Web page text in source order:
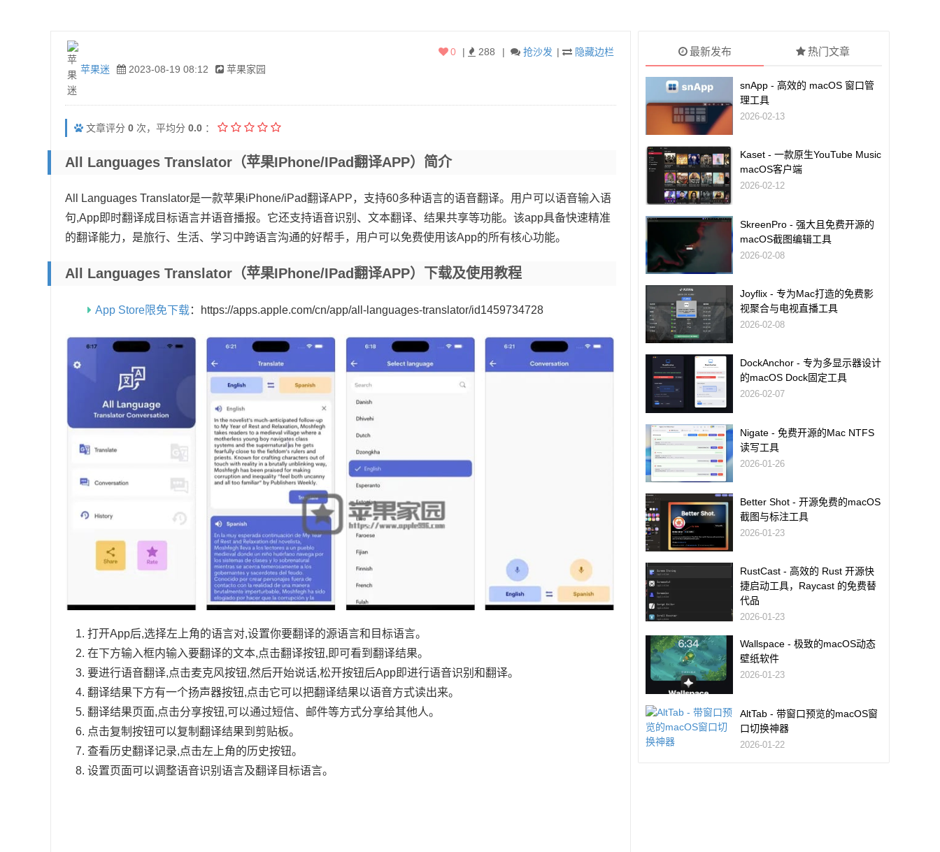
苹果迷 2023-08-19 08:12 苹果家园
| 隐藏边栏
| 抢沙发
| 288
0
文章评分 0 次，平均分 0.0 ：
All Languages Translator（苹果iPhone/iPad翻译APP）简介
All Languages Translator是一款苹果iPhone/iPad翻译APP，支持60多种语言的语音翻译。用户可以语音输入语
句,App即时翻译成目标语言并语音播报。它还支持语音识别、文本翻译、结果共享等功能。该app具备快速精准
的翻译能力，是旅行、生活、学习中跨语言沟通的好帮手，用户可以免费使用该App的所有核心功能。
All Languages Translator（苹果iPhone/iPad翻译APP）下载及使用教程
App Store限免下载：https://apps.apple.com/cn/app/all-languages-translator/id1459734728
打开App后,选择左上角的语言对,设置你要翻译的源语言和目标语言。
在下方输入框内输入要翻译的文本,点击翻译按钮,即可看到翻译结果。
要进行语音翻译,点击麦克风按钮,然后开始说话,松开按钮后App即进行语音识别和翻译。
翻译结果下方有一个扬声器按钮,点击它可以把翻译结果以语音方式读出来。
翻译结果页面,点击分享按钮,可以通过短信、邮件等方式分享给其他人。
点击复制按钮可以复制翻译结果到剪贴板。
查看历史翻译记录,点击左上角的历史按钮。
设置页面可以调整语音识别语言及翻译目标语言。
最新发布 热门文章
snApp - 高效的 macOS 窗口管
理工具
2026-02-13
Kaset - 一款原生YouTube Music
macOS客户端
2026-02-12
SkreenPro - 强大且免费开源的
macOS截图编辑工具
2026-02-08
Joyflix - 专为Mac打造的免费影
视聚合与电视直播工具
2026-02-08
DockAnchor - 专为多显示器设计
的macOS Dock固定工具
2026-02-07
Nigate - 免费开源的Mac NTFS
读写工具
2026-01-26
Better Shot - 开源免费的macOS
截图与标注工具
2026-01-23
RustCast - 高效的 Rust 开源快
捷启动工具，Raycast 的免费替
代品
2026-01-23
Wallspace - 极致的macOS动态
壁纸软件
2026-01-23
AltTab - 带窗口预览的macOS窗
口切换神器
2026-01-22